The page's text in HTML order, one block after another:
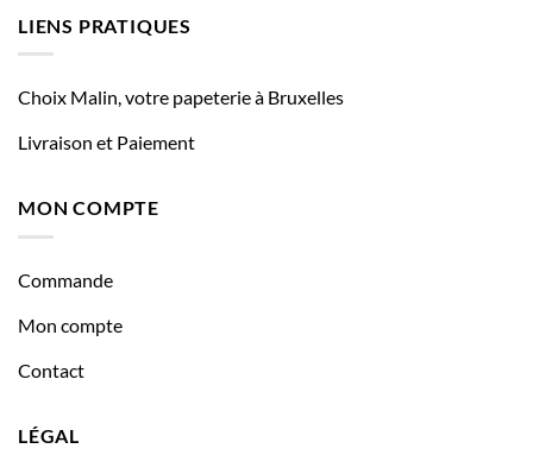
LIENS PRATIQUES
Choix Malin, votre papeterie à Bruxelles
Livraison et Paiement
MON COMPTE
Commande
Mon compte
Contact
LÉGAL